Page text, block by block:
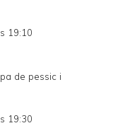
19:10
de pessic i
19:30